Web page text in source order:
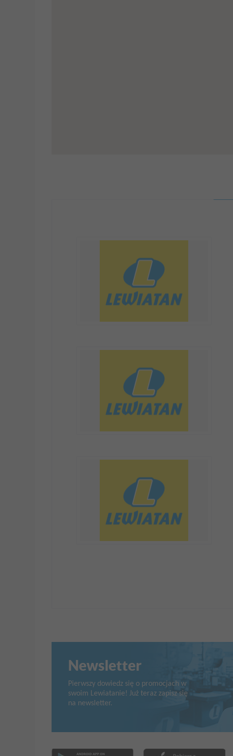
Newsletter
Pierwszy dowiedz się o promocjach w
swoim Lewiatanie! Już teraz zapisz się
na newsletter.